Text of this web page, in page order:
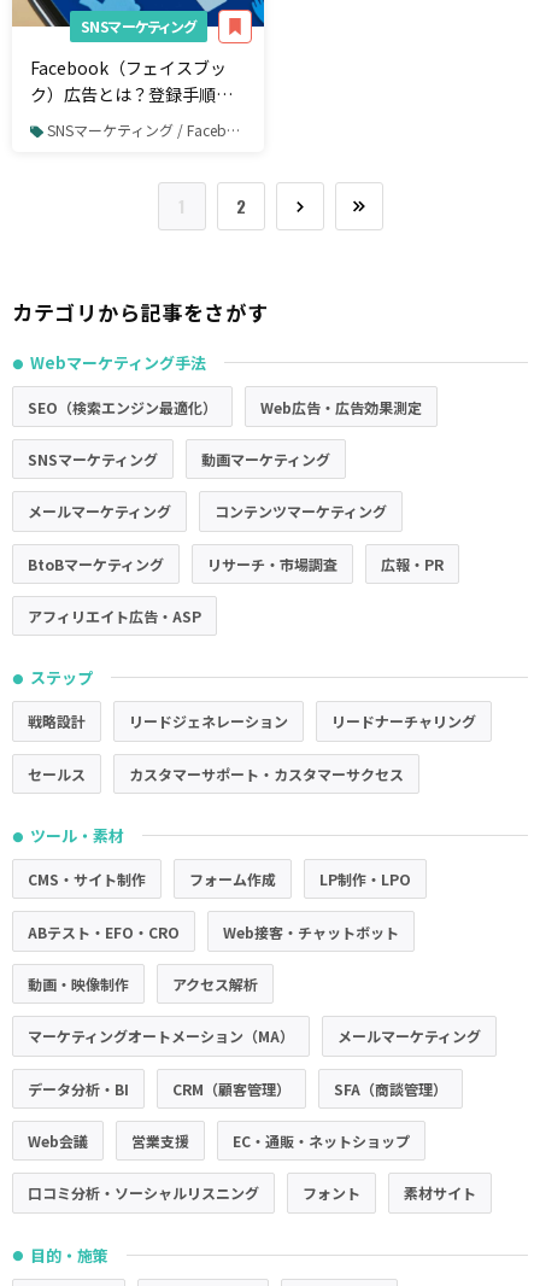
SNSマーケティング
Facebook（フェイスブッ
ク）広告とは？登録手順と
10個の失敗事例から学ぶ
SNSマーケティング / Facebook / Facebook広告
1 2
カテゴリから記事をさがす
● Webマーケティング手法
SEO（検索エンジン最適化） Web広告・広告効果測定
SNSマーケティング 動画マーケティング
メールマーケティング コンテンツマーケティング
BtoBマーケティング リサーチ・市場調査 広報・PR
アフィリエイト広告・ASP
● ステップ
戦略設計 リードジェネレーション リードナーチャリング
セールス カスタマーサポート・カスタマーサクセス
● ツール・素材
CMS・サイト制作 フォーム作成 LP制作・LPO
ABテスト・EFO・CRO Web接客・チャットボット
動画・映像制作 アクセス解析
マーケティングオートメーション（MA） メールマーケティング
データ分析・BI CRM（顧客管理） SFA（商談管理）
Web会議 営業支援 EC・通販・ネットショップ
口コミ分析・ソーシャルリスニング フォント 素材サイト
● 目的・施策